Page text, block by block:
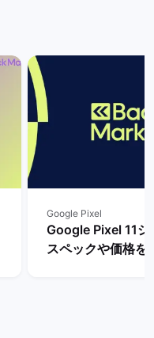
Google Pixel
Google Pixel 11シ
スペックや価格を